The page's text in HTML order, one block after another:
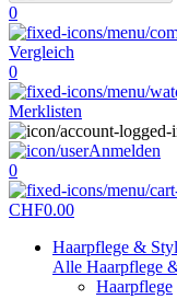
0
Vergleich
0
Merklisten
Anmelden
0
CHF0.00
Haarpflege &
Alle Haarpflege
Haarpflege